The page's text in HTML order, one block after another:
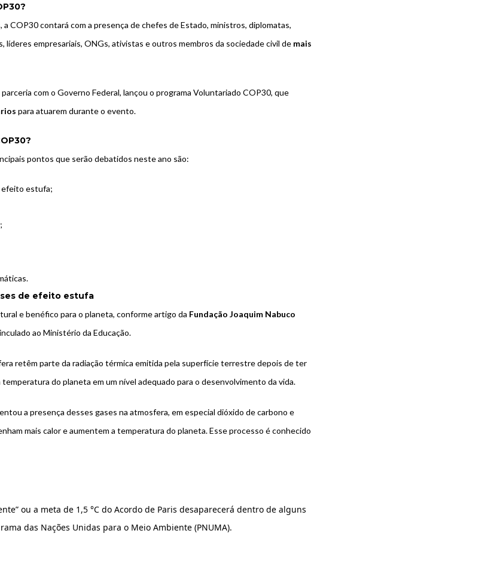
a COP30contará com a presença de chefes de Estado, ministros, diplomatas,
empresariais, ONGs, ativistas e outros membros da sociedade civil de mais
com o Governo Federal, lançou o programa Voluntariado COP30, que
para atuarem durante o evento.
pontos que serão debatidos neste ano são:
efeito estufa;
de efeito estufa
e benéfico para o planeta, conforme artigo da Fundação Joaquim Nabuco
ao Ministério da Educação.
retêm parte da radiação térmica emitida pela superfície terrestre depois de ter
do planeta em um nível adequado para o desenvolvimento da vida.
a presença desses gases na atmosfera, em especial dióxido de carbono e
mais calor e aumentem a temperatura do planeta. Esse processo é conhecido
ou a meta de 1,5 °C do Acordo de Paris desaparecerá dentro de alguns
das Nações Unidas para o Meio Ambiente (PNUMA).